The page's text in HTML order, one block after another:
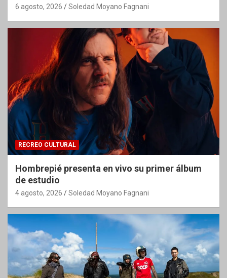
6 agosto, 2026 Soledad Moyano Fagnani
RECREO CULTURAL
Hombrepié presenta en vivo su primer álbum
de estudio
4 agosto, 2026 Soledad Moyano Fagnani